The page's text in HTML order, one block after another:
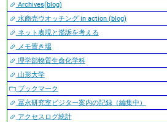
Archives(blog)
水商売ウオッチング in action (blog)
ネット表現と濫訴を考える
メモ置き場
理学部物質生命化学科
山形大学
ブックマーク
冨永研究室ビジター案内の記録（編集中）
アクセスログ統計